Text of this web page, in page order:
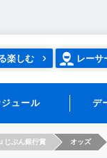
楽しむ レーサ
ュール デ
じぶん銀行賞 オッズ